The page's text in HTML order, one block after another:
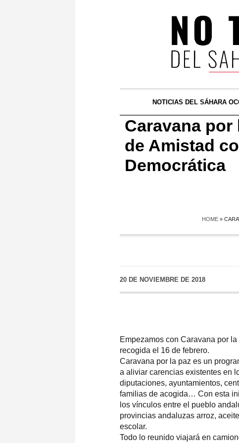
NOTICIAS DEL SÁHARA
Caravana por
de Amistad
Democrática
HOME »
20 DE NOVIEMBRE DE 2018
Empezamos con Caravana por
recogida el 16 de febrero.
Caravana por la paz es un
a aliviar carencias existentes en
diputaciones, ayuntamientos,
familias de acogida… Con esta
los vínculos entre el pueblo
provincias andaluzas arroz,
escolar.
Todo lo reunido viajará en